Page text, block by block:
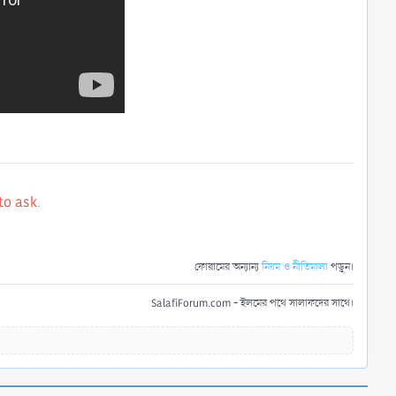
ask.
ফোরামের অন্যান্যনিয়ম ও নীতিমালাপড়ুন।
SalafiForum.com - ইলমের পথে সালাফদের সাথে।